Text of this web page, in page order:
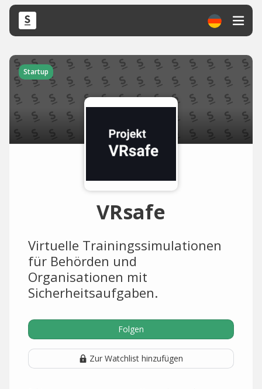
Startup
VRsafe
Virtuelle Trainingssimulationen
für Behörden und
Organisationen mit
Sicherheitsaufgaben.
Folgen
Zur Watchlist hinzufügen